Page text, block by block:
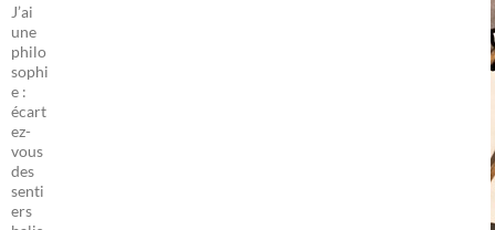
J’ai
une
philo
sophi
e :
écart
ez-
vous
des
senti
ers